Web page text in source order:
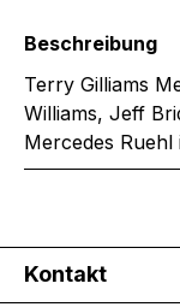
Beschreibung
Terry Gilliams
Williams, Jeff
Mercedes
Kontakt